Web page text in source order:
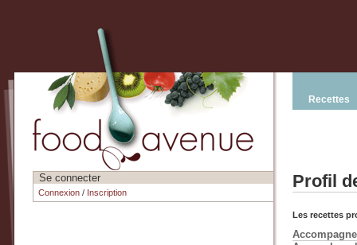
Se connecter
Connexion/ Inscription
Recettes
Profil
Les recettes